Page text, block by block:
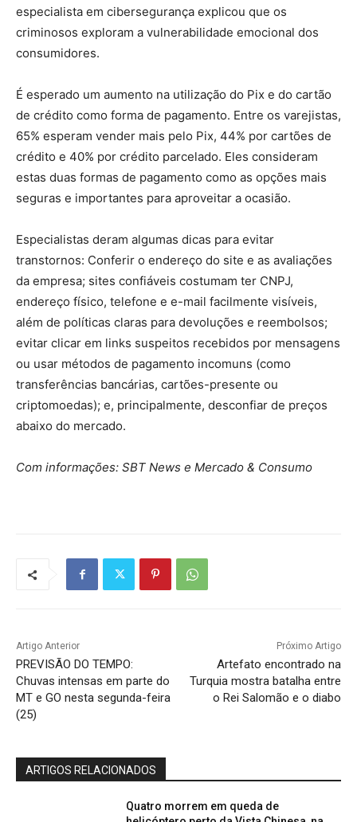
especialista em cibersegurança explicou que os
criminosos exploram a vulnerabilidade emocional dos
consumidores.
É esperado um aumento na utilização do Pix e do cartão
de crédito como forma de pagamento. Entre os varejistas,
65% esperam vender mais pelo Pix, 44% por cartões de
crédito e 40% por crédito parcelado. Eles consideram
estas duas formas de pagamento como as opções mais
seguras e importantes para aproveitar a ocasião.
Especialistas deram algumas dicas para evitar
transtornos: Conferir o endereço do site e as avaliações
da empresa; sites confiáveis costumam ter CNPJ,
endereço físico, telefone e e-mail facilmente visíveis,
além de políticas claras para devoluções e reembolsos;
evitar clicar em links suspeitos recebidos por mensagens
ou usar métodos de pagamento incomuns (como
transferências bancárias, cartões-presente ou
criptomoedas); e, principalmente, desconfiar de preços
abaixo do mercado.
Com informações: SBT News e Mercado & Consumo
Artigo Anterior
PREVISÃO DO TEMPO:
Chuvas intensas em parte do
MT e GO nesta segunda-feira
(25)
Próximo Artigo
Artefato encontrado na
Turquia mostra batalha entre
o Rei Salomão e o diabo
ARTIGOS RELACIONADOS
Quatro morrem em queda de